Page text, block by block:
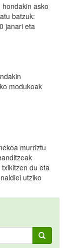
asko
batzuk:
janari eta
modukoak
murriztu
du eta
utziko